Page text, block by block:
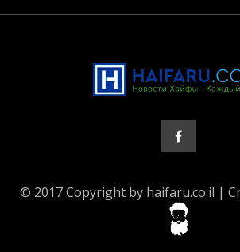
© 2017 Copyright by haifaru.co.il |